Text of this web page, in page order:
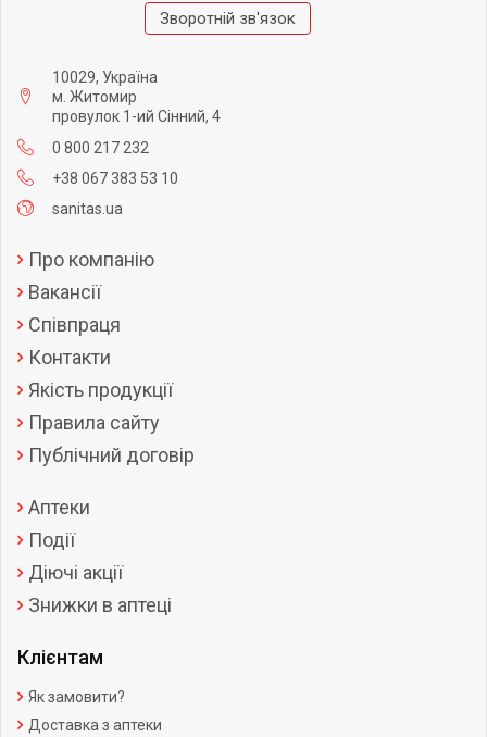
Зворотній зв'язок
10029, Україна
м. Житомир
провулок 1-ий Сінний, 4
0 800 217 232
+38 067 383 53 10
sanitas.ua
Про компанію
Вакансії
Співпраця
Контакти
Якість продукції
Правила сайту
Публічний договір
Аптеки
Події
Діючі акції
Знижки в аптеці
Клієнтам
Як замовити?
Доставка з аптеки